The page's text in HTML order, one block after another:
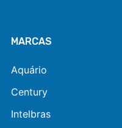
MARCAS
Aquário
Century
Intelbras